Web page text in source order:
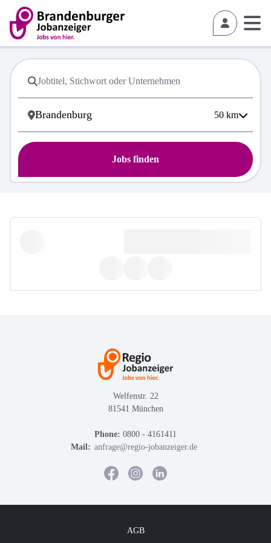
50 km
Jobs finden
Welfenstr. 22
81541 München
Phone: 0800 - 4161411
Mail: anfrage@regio-jobanzeiger.de
AGB